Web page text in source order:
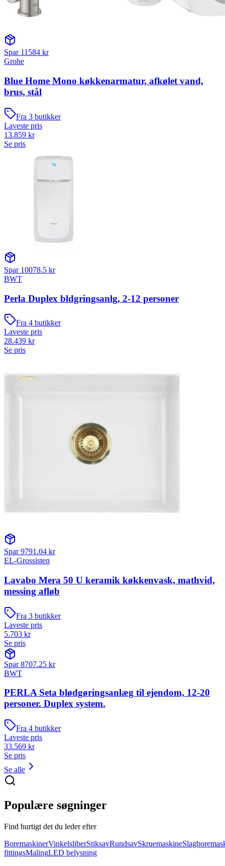
Spar 11584 kr
Grohe
Blue Home Mono køkkenarmatur, afkølet vand,
brus, stål
Fra 3 butikker
Laveste pris
13.859 kr
Se pris
Spar 10078.5 kr
BWT
Perla Duplex bldgringsanlg, 2-12 personer
Fra 4 butikker
Laveste pris
28.439 kr
Se pris
Spar9791.04 kr
EL-Grossisten
Lavabo Mera 50 U keramik køkkenvask, mathvid,
messing afløb
Fra 3 butikker
Laveste pris
5.703 kr
Se pris
Spar8707.25 kr
BWT
PERLA Seta blødgøringsanlæg til ejendom, 12-20
personer. Duplex system.
Fra 4 butikker
Laveste pris
33.569 kr
Se pris
Se alle
Populære søgninger
Find hurtigt det du leder efter
BoremaskinerVinkelsliberStiksavRundsavSkruemaskine
fittingsMalingLED belysning